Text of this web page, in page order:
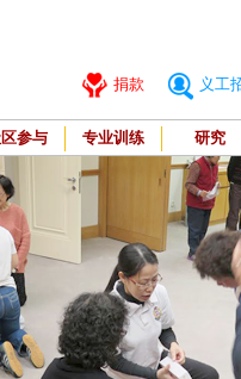
捐款 义工
参与 专业训练 研究